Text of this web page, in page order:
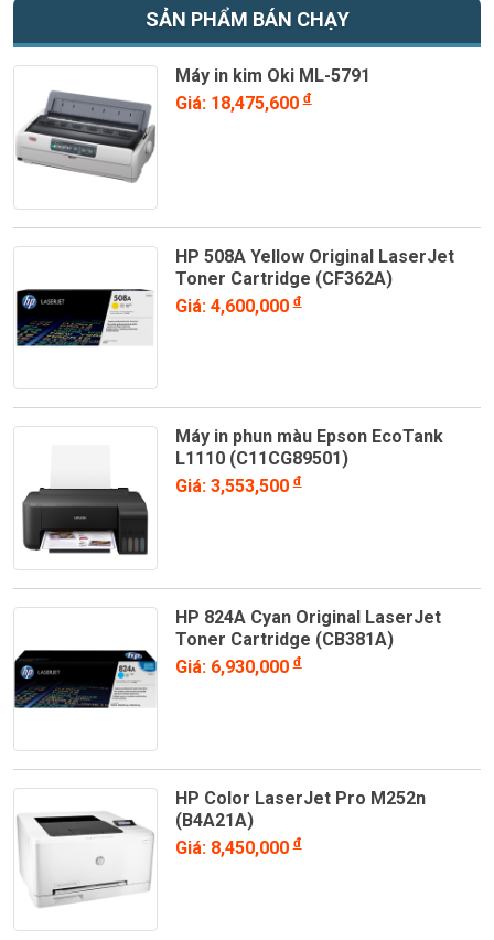
SẢN PHẨM BÁN CHẠY
Máy in kim Oki ML-5791
Giá: 18,475,600đ
HP 508A Yellow Original LaserJet
Toner Cartridge (CF362A)
Giá: 4,600,000đ
Máy in phun màu Epson EcoTank
L1110 (C11CG89501)
Giá: 3,553,500đ
HP 824A Cyan Original LaserJet
Toner Cartridge (CB381A)
Giá: 6,930,000đ
HP Color LaserJet Pro M252n
(B4A21A)
Giá: 8,450,000đ